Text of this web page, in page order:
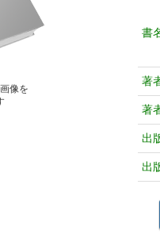
像を
書
著
著
出
出